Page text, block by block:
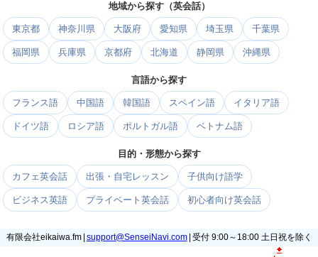
地域から探す（英会話）
東京都 神奈川県 大阪府 愛知県 埼玉県 千葉県
福岡県 兵庫県 京都府 北海道 静岡県 沖縄県
言語から探す
フランス語 中国語 韓国語 スペイン語 イタリア語
ドイツ語 ロシア語 ポルトガル語 ベトナム語
目的・形態から探す
カフェ英会話 出張・自宅レッスン 子供向け語学
ビジネス英語 プライベート英会話 初心者向け英会話
有限会社eikaiwa.fm | support@SenseiNavi.com| 受付 9:00～18:00 土日祝を除く